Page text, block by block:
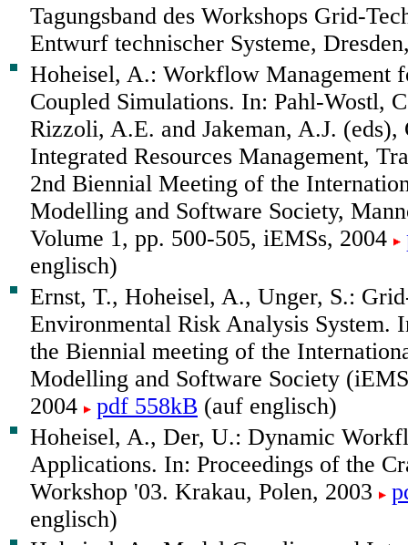
Tagungsband des Workshops Grid-
Entwurf technischer Systeme,
Hoheisel, A.: Workflow Management
Coupled Simulations. In: Pahl-Wostl,
Rizzoli, A.E. and Jakeman, A.J. (eds),
Integrated Resources Management,
2nd Biennial Meeting of the
Modelling and Software Society,
Volume 1, pp. 500-505, iEMSs, 2004
englisch)
Ernst, T., Hoheisel, A., Unger, S.:
Environmental Risk Analysis System.
the Biennial meeting of the
Modelling and Software Society
2004
pdf 558kB (auf englisch)
Hoheisel, A., Der, U.: Dynamic
Applications. In: Proceedings of the
Workshop '03. Krakau, Polen, 2003
englisch)